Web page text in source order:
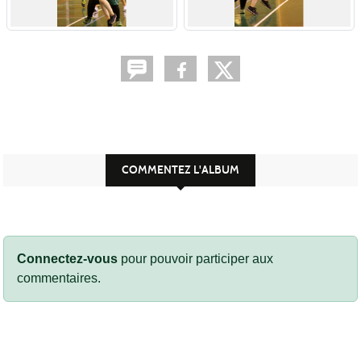
COMMENTEZ L'ALBUM
Connectez-vous pour pouvoir participer aux
commentaires.